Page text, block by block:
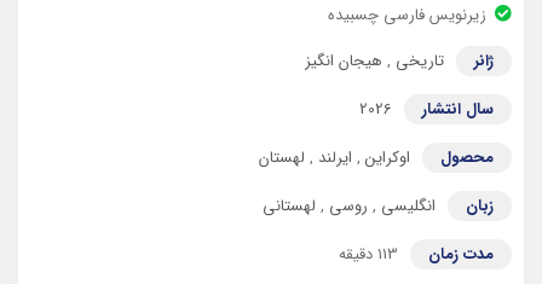
زیرنویس فارسی چسبیده
ژانر
تاریخی , هیجان انگیز
سال انتشار
2026
محصول
اوکراین , ایرلند , لهستان
زبان
انگلیسی , روسی , لهستانی
مدت زمان
113 دقیقه